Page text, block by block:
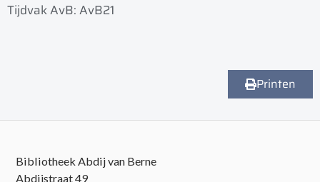
Tijdvak AvB: AvB21
Printen
Bibliotheek Abdij van Berne
Abdijstraat 49